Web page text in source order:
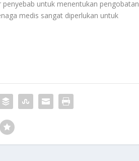
untuk menentukan pengobatan
medis sangat diperlukan untuk